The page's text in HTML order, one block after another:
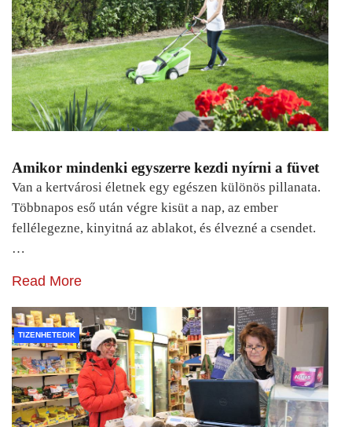
Amikor mindenki egyszerre kezdi nyírni a füvet
Van a kertvárosi életnek egy egészen különös pillanata.
Többnapos eső után végre kisüt a nap, az ember
fellélegezne, kinyitná az ablakot, és élvezné a csendet.
…
Read More
TIZENHETEDIK